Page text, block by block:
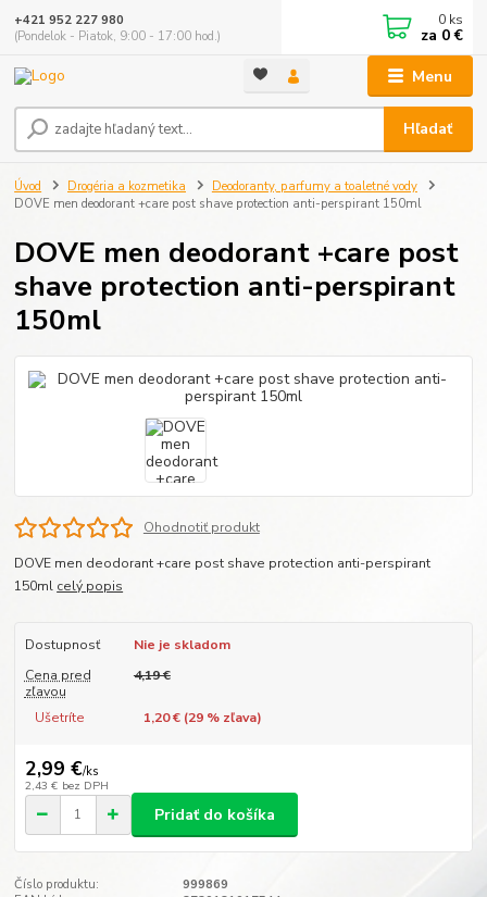
Menu
Hľadať
+421 952 227 980
(Pondelok - Piatok, 9:00 - 17:00 hod.)
0 ks
za 0 €
Úvod Drogéria a kozmetika
Deodoranty, parfumy a toaletné vody
DOVE men deodorant +care post shave protection anti-perspirant 150ml
DOVE men deodorant +care post
shave protection anti-perspirant
150ml
Ohodnotiť produkt
DOVE men deodorant +care post shave protection anti-perspirant
150ml celý popis
Dostupnosť
Nie je skladom
Cena pred
zľavou
4,19 €
Ušetríte 1,20 € (29% zľava)
2,99 €/ks
2,43 € bez DPH
Pridať do košíka
Číslo produktu:
999869